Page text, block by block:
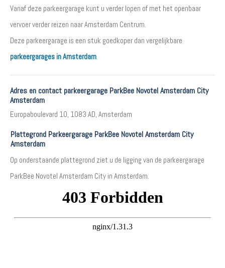
Vanaf deze parkeergarage kunt u verder lopen of met het openbaar
vervoer verder reizen naar Amsterdam Centrum.
Deze parkeergarage is een stuk goedkoper dan vergelijkbare
parkeergarages in Amsterdam.
Adres en contact parkeergarage ParkBee Novotel Amsterdam City
Amsterdam
Europaboulevard 10, 1083 AD, Amsterdam
Plattegrond Parkeergarage ParkBee Novotel Amsterdam City
Amsterdam
Op onderstaande plattegrond ziet u de ligging van de parkeergarage
ParkBee Novotel Amsterdam City in Amsterdam.